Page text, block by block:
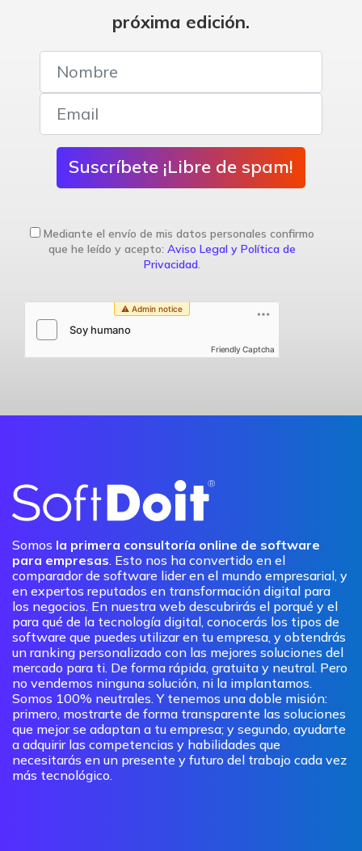
próxima edición.
Suscríbete ¡Libre de spam!
Mediante el envío de mis datos personales confirmo
que he leído y acepto: Aviso Legal y Política de
Privacidad
Friendly Captcha
Somos la primera consultoría online de software
para empresas. Esto nos ha convertido en el
comparador de software lider en el mundo empresarial, y
en expertos reputados en transformación digital para
los negocios. En nuestra web descubrirás el porqué y el
para qué de la tecnología digital, conocerás los tipos de
software que puedes utilizar en tu empresa, y obtendrás
un ranking personalizado con las mejores soluciones del
mercado para ti. De forma rápida, gratuita y neutral. Pero
no vendemos ninguna solución, ni la implantamos.
Somos 100% neutrales. Y tenemos una doble misión:
primero, mostrarte de forma transparente las soluciones
que mejor se adaptan a tu empresa; y segundo, ayudarte
a adquirir las competencias y habilidades que
necesitarás en un presente y futuro del trabajo cada vez
más tecnológico.